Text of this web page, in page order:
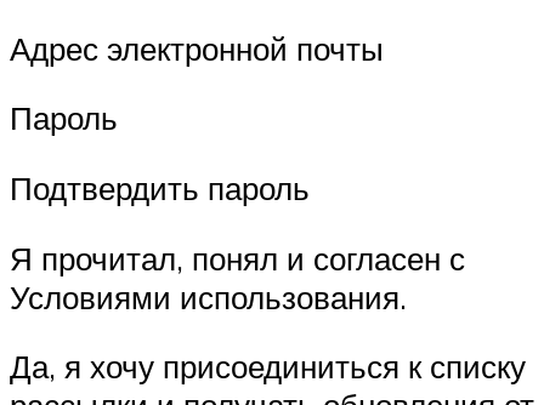
Адрес электронной почты
Пароль
Подтвердить пароль
Я прочитал, понял и согласен с
Условиями использования.
Да, я хочу присоединиться к списку